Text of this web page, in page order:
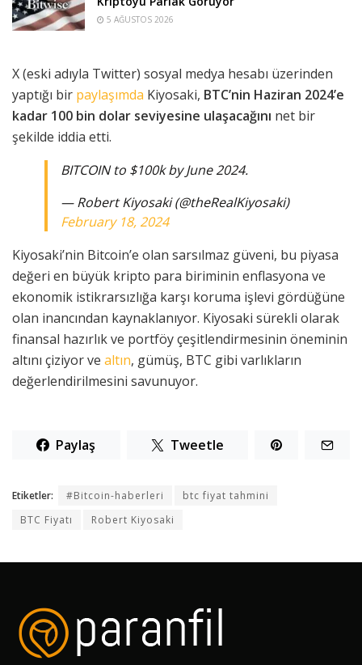
5 AĞUSTOS 2026
X (eski adıyla Twitter) sosyal medya hesabı üzerinden
yaptığı bir paylaşımda Kiyosaki, BTC’nin Haziran 2024’e
kadar 100 bin dolar seviyesine ulaşacağını net bir
şekilde iddia etti.
BITCOIN to $100k by June 2024.
— Robert Kiyosaki (@theRealKiyosaki)
February 18, 2024
Kiyosaki’nin Bitcoin’e olan sarsılmaz güveni, bu piyasa
değeri en büyük kripto para biriminin enflasyona ve
ekonomik istikrarsızlığa karşı koruma işlevi gördüğüne
olan inancından kaynaklanıyor. Kiyosaki sürekli olarak
finansal hazırlık ve portföy çeşitlendirmesinin öneminin
altını çiziyor ve altın, gümüş, BTC gibi varlıkların
değerlendirilmesini savunuyor.
Paylaş Tweetle
Etiketler: #Bitcoin-haberleri
btc fiyat tahmini
BTC Fiyatı
Robert Kiyosaki